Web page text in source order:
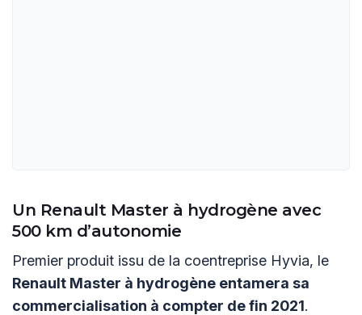
Un Renault Master à hydrogène avec
500 km d’autonomie
Premier produit issu de la coentreprise Hyvia, le
Renault Master à hydrogène entamera sa
commercialisation à compter de fin 2021.